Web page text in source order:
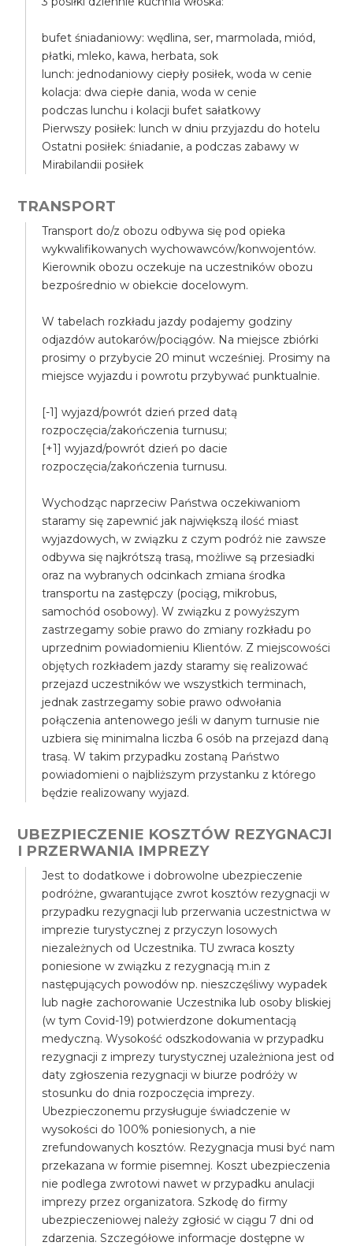
bufet śniadaniowy: wędlina, ser, marmolada, miód,
płatki, mleko, kawa, herbata, sok
lunch: jednodaniowy ciepły posiłek, woda w cenie
kolacja: dwa ciepłe dania, woda w cenie
podczas lunchu i kolacji bufet sałatkowy
Pierwszy posiłek: lunch w dniu przyjazdu do hotelu
Ostatni posiłek: śniadanie, a podczas zabawy w
Mirabilandii posiłek
TRANSPORT
Transport do/z obozu odbywa się pod opieka
wykwalifikowanych wychowawców/konwojentów.
Kierownik obozu oczekuje na uczestników obozu
bezpośrednio w obiekcie docelowym.
W tabelach rozkładu jazdy podajemy godziny
odjazdów autokarów/pociągów. Na miejsce zbiórki
prosimy o przybycie 20 minut wcześniej. Prosimy na
miejsce wyjazdu i powrotu przybywać punktualnie.
[-1] wyjazd/powrót dzień przed datą
rozpoczęcia/zakończenia turnusu;
[+1] wyjazd/powrót dzień po dacie
rozpoczęcia/zakończenia turnusu.
Wychodząc naprzeciw Państwa oczekiwaniom
staramy się zapewnić jak największą ilość miast
wyjazdowych, w związku z czym podróż nie zawsze
odbywa się najkrótszą trasą, możliwe są przesiadki
oraz na wybranych odcinkach zmiana środka
transportu na zastępczy (pociąg, mikrobus,
samochód osobowy). W związku z powyższym
zastrzegamy sobie prawo do zmiany rozkładu po
uprzednim powiadomieniu Klientów. Z miejscowości
objętych rozkładem jazdy staramy się realizować
przejazd uczestników we wszystkich terminach,
jednak zastrzegamy sobie prawo odwołania
połączenia antenowego jeśli w danym turnusie nie
uzbiera się minimalna liczba 6 osób na przejazd daną
trasą. W takim przypadku zostaną Państwo
powiadomieni o najbliższym przystanku z którego
będzie realizowany wyjazd.
UBEZPIECZENIE KOSZTÓW REZYGNACJI
I PRZERWANIA IMPREZY
Jest to dodatkowe i dobrowolne ubezpieczenie
podróżne, gwarantujące zwrot kosztów rezygnacji w
przypadku rezygnacji lub przerwania uczestnictwa w
imprezie turystycznej z przyczyn losowych
niezależnych od Uczestnika. TU zwraca koszty
poniesione w związku z rezygnacją m.in z
następujących powodów np. nieszczęśliwy wypadek
lub nagłe zachorowanie Uczestnika lub osoby bliskiej
(w tym Covid-19) potwierdzone dokumentacją
medyczną. Wysokość odszkodowania w przypadku
rezygnacji z imprezy turystycznej uzależniona jest od
daty zgłoszenia rezygnacji w biurze podróży w
stosunku do dnia rozpoczęcia imprezy.
Ubezpieczonemu przysługuje świadczenie w
wysokości do 100% poniesionych, a nie
zrefundowanych kosztów. Rezygnacja musi być nam
przekazana w formie pisemnej. Koszt ubezpieczenia
nie podlega zwrotowi nawet w przypadku anulacji
imprezy przez organizatora. Szkodę do firmy
ubezpieczeniowej należy zgłosić w ciągu 7 dni od
zdarzenia. Szczegółowe informacje dostępne w